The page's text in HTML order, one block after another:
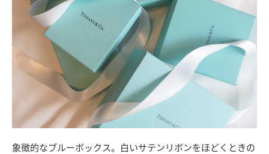
象徴的なブルーボックス。白いサテンリボンをほどくときの